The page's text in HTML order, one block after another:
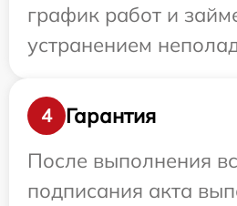
график работ и
устранением
4
Гарантия
После выполнения
подписания акта